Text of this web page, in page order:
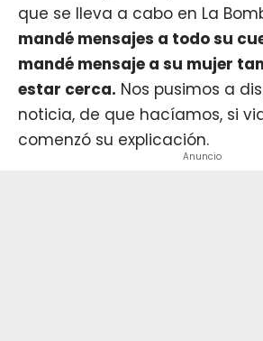
que se lleva a cabo en La
mandé mensajes a todo su
mandé mensaje a su mujer
estar cerca. Nos pusimos a
noticia, de que hacíamos, si
comenzó su explicación.
Anuncio